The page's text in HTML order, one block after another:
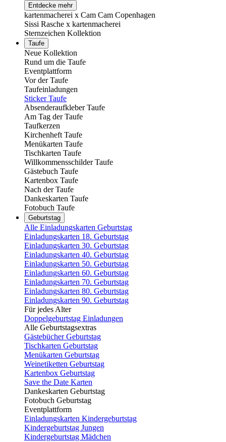
Entdecke mehr
kartenmacherei x Cam Cam Copenhagen
Sissi Rasche x kartenmacherei
Sternzeichen Kollektion
Taufe
Neue Kollektion
Rund um die Taufe
Eventplattform
Vor der Taufe
Taufeinladungen
Sticker Taufe
Absenderaufkleber Taufe
Am Tag der Taufe
Taufkerzen
Kirchenheft Taufe
Menükarten Taufe
Tischkarten Taufe
Willkommensschilder Taufe
Gästebuch Taufe
Kartenbox Taufe
Nach der Taufe
Dankeskarten Taufe
Fotobuch Taufe
Geburtstag
Alle Einladungskarten Geburtstag
Einladungskarten 18. Geburtstag
Einladungskarten 30. Geburtstag
Einladungskarten 40. Geburtstag
Einladungskarten 50. Geburtstag
Einladungskarten 60. Geburtstag
Einladungskarten 70. Geburtstag
Einladungskarten 80. Geburtstag
Einladungskarten 90. Geburtstag
Für jedes Alter
Doppelgeburtstag Einladungen
Alle Geburtstagsextras
Gästebücher Geburtstag
Tischkarten Geburtstag
Menükarten Geburtstag
Weinetiketten Geburtstag
Kartenbox Geburtstag
Save the Date Karten
Dankeskarten Geburtstag
Fotobuch Geburtstag
Eventplattform
Einladungskarten Kindergeburtstag
Kindergeburtstag Jungen
Kindergeburtstag Mädchen